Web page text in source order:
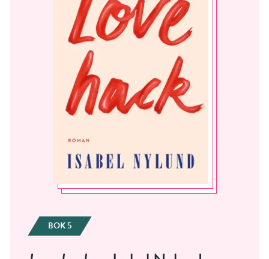
Jag accepterar villkoren.
ÅNGRA OCH STÄNG
BOK 5